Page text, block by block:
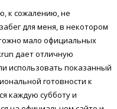
к сожалению, не
для меня, в некотором
мало официальных
дает отличную
использовать показанный
готовности к
каждую субботу и